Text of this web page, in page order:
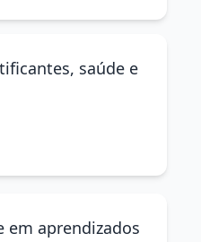
saúde e
em aprendizados